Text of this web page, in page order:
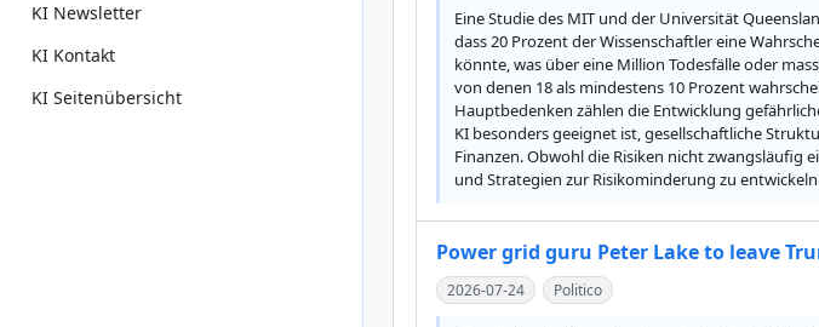
KI Newsletter
KI Kontakt
KI Seitenübersicht
Eine Studie des MIT und der Universität
dass 20 Prozent der Wissenschaftler eine
könnte, was über eine Million Todesfälle oder
von denen 18 als mindestens 10 Prozent
Hauptbedenken zählen die Entwicklung
KI besonders geeignet ist, gesellschaftliche
Finanzen. Obwohl die Risiken nicht zwangsläufig
und Strategien zur Risikominderung zu
Power grid guru Peter Lake to leave
2026-07-24 Politico